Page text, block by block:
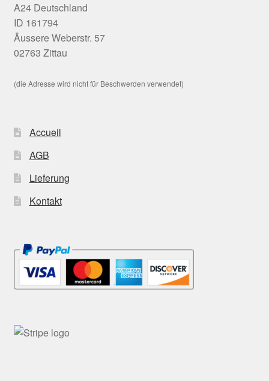
A24 Deutschland
ID 161794
Äussere Weberstr. 57
02763 Zittau
(die Adresse wird nicht für Beschwerden verwendet)
Accueil
AGB
Lieferung
Kontakt